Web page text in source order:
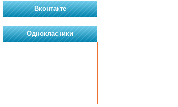
Вконтакте
Однокласники